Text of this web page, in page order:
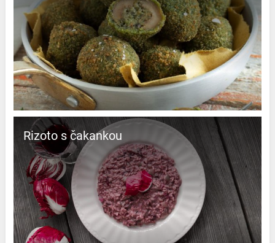
Rizoto s čakankou